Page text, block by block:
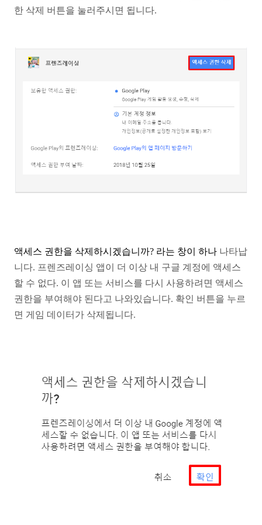
한 삭제 버튼을 눌러주시면 됩니다.
액세스 권한을 삭제하시겠습니까? 라는 창이 하나 나타납
니다. 프렌즈레이싱 앱이 더 이상 내 구글 계정에 액세스
할 수 없다. 이 앱 또는 서비스를 다시 사용하려면 액세스
권한을 부여해야 된다고 나와있습니다. 확인 버튼을 누르
면 게임 데이터가 삭제됩니다.